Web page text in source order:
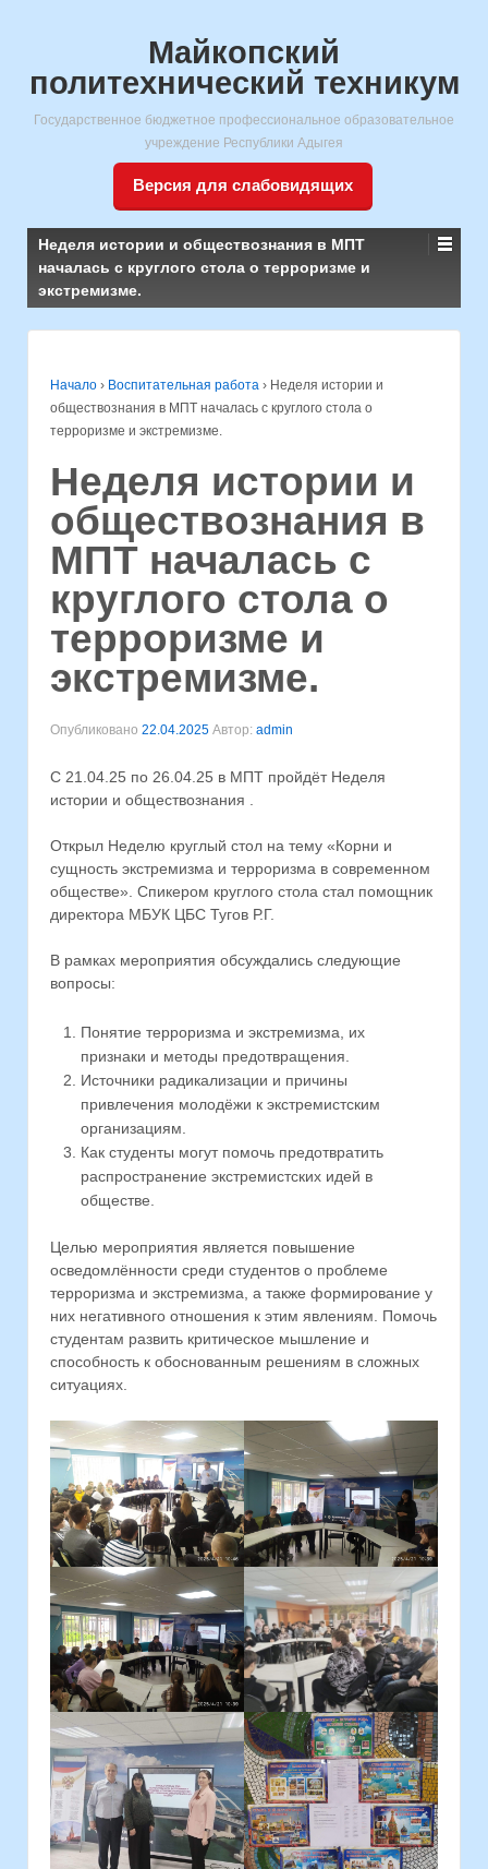
Майкопский
политехнический техникум
Государственное бюджетное профессиональное образовательное
учреждение Республики Адыгея
Версия для слабовидящих
Неделя истории и обществознания в МПТ
началась с круглого стола о терроризме и
экстремизме.
Начало › Воспитательная работа › Неделя истории и
обществознания в МПТ началась с круглого стола о
терроризме и экстремизме.
Неделя истории и
обществознания в
МПТ началась с
круглого стола о
терроризме и
экстремизме.
Опубликовано 22.04.2025 Автор: admin
С 21.04.25 по 26.04.25 в МПТ пройдёт Неделя
истории и обществознания .
Открыл Неделю круглый стол на тему «Корни и
сущность экстремизма и терроризма в современном
обществе». Спикером круглого стола стал помощник
директора МБУК ЦБС Тугов Р.Г.
В рамках мероприятия обсуждались следующие
вопросы:
Понятие терроризма и экстремизма, их
признаки и методы предотвращения.
Источники радикализации и причины
привлечения молодёжи к экстремистским
организациям.
Как студенты могут помочь предотвратить
распространение экстремистских идей в
обществе.
Целью мероприятия является повышение
осведомлённости среди студентов о проблеме
терроризма и экстремизма, а также формирование у
них негативного отношения к этим явлениям. Помочь
студентам развить критическое мышление и
способность к обоснованным решениям в сложных
ситуациях.